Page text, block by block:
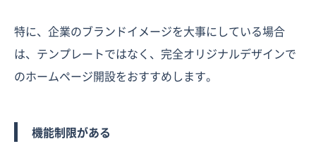
特に、企業のブランドイメージを大事にしている場合
は、テンプレートではなく、完全オリジナルデザインで
のホームページ開設をおすすめします。
機能制限がある